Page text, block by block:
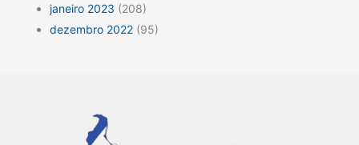
janeiro 2023 (208)
dezembro 2022 (95)